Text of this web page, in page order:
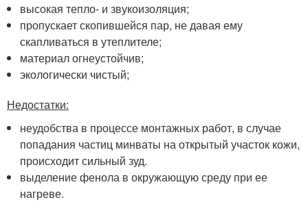
высокая тепло- и звукоизоляция;
пропускает скопившейся пар, не давая ему
скапливаться в утеплителе;
материал огнеустойчив;
экологически чистый;
Недостатки:
неудобства в процессе монтажных работ, в случае
попадания частиц минваты на открытый участок кожи,
происходит сильный зуд.
выделение фенола в окружающую среду при ее
нагреве.